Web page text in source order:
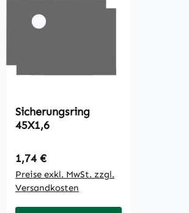
Sicherungsring
45X1,6
Regulärer Preis:
1,74 €
Preise exkl. MwSt. zzgl.
Versandkosten